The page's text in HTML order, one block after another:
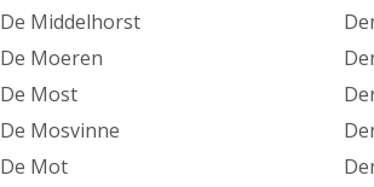
De Middelhorst
De Moeren
De Most
De Mosvinne
De Mot